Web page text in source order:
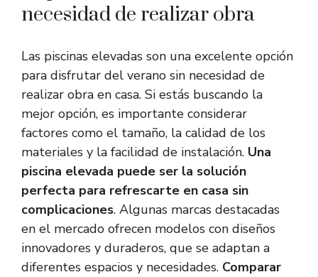
necesidad de realizar obra
Las piscinas elevadas son una excelente opción
para disfrutar del verano sin necesidad de
realizar obra en casa. Si estás buscando la
mejor opción, es importante considerar
factores como el tamaño, la calidad de los
materiales y la facilidad de instalación. Una
piscina elevada puede ser la solución
perfecta para refrescarte en casa sin
complicaciones. Algunas marcas destacadas
en el mercado ofrecen modelos con diseños
innovadores y duraderos, que se adaptan a
diferentes espacios y necesidades. Comparar